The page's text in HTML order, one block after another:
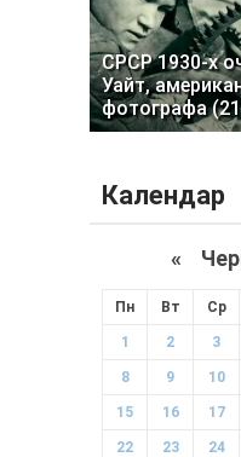
СРСР 1930-х
Уайт,
фотографа
Календар
«
Пн Вт Ср
1 2 3
8 9 10
15 16 17
22 23 24